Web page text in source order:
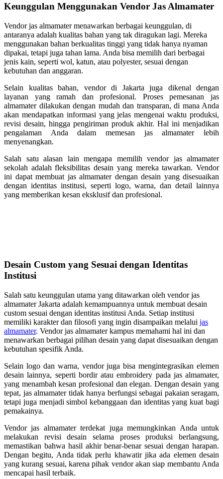
Keunggulan Menggunakan Vendor Jas Almamater
Vendor jas almamater menawarkan berbagai keunggulan, di
antaranya adalah kualitas bahan yang tak diragukan lagi. Mereka
menggunakan bahan berkualitas tinggi yang tidak hanya nyaman
dipakai, tetapi juga tahan lama. Anda bisa memilih dari berbagai
jenis kain, seperti wol, katun, atau polyester, sesuai dengan
kebutuhan dan anggaran.
Selain kualitas bahan, vendor di Jakarta juga dikenal dengan
layanan yang ramah dan profesional. Proses pemesanan jas
almamater dilakukan dengan mudah dan transparan, di mana Anda
akan mendapatkan informasi yang jelas mengenai waktu produksi,
revisi desain, hingga pengiriman produk akhir. Hal ini menjadikan
pengalaman Anda dalam memesan jas almamater lebih
menyenangkan.
Salah satu alasan lain mengapa memilih vendor jas almamater
sekolah adalah fleksibilitas desain yang mereka tawarkan. Vendor
ini dapat membuat jas almamater dengan desain yang disesuaikan
dengan identitas institusi, seperti logo, warna, dan detail lainnya
yang memberikan kesan eksklusif dan profesional.
Desain Custom yang Sesuai dengan Identitas
Institusi
Salah satu keunggulan utama yang ditawarkan oleh vendor jas
almamater Jakarta adalah kemampuannya untuk membuat desain
custom sesuai dengan identitas institusi Anda. Setiap institusi
memiliki karakter dan filosofi yang ingin disampaikan melalui jas
almamater. Vendor jas almamater kampus memahami hal ini dan
menawarkan berbagai pilihan desain yang dapat disesuaikan dengan
kebutuhan spesifik Anda.
Selain logo dan warna, vendor juga bisa mengintegrasikan elemen
desain lainnya, seperti bordir atau embroidery pada jas almamater,
yang menambah kesan profesional dan elegan. Dengan desain yang
tepat, jas almamater tidak hanya berfungsi sebagai pakaian seragam,
tetapi juga menjadi simbol kebanggaan dan identitas yang kuat bagi
pemakainya.
Vendor jas almamater terdekat juga memungkinkan Anda untuk
melakukan revisi desain selama proses produksi berlangsung,
memastikan bahwa hasil akhir benar-benar sesuai dengan harapan.
Dengan begitu, Anda tidak perlu khawatir jika ada elemen desain
yang kurang sesuai, karena pihak vendor akan siap membantu Anda
mencapai hasil terbaik.